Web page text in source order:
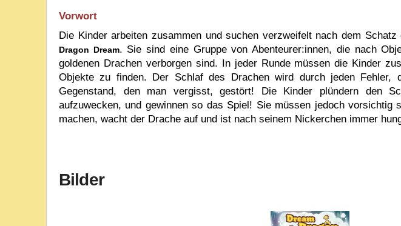
Vorwort
Die Kinder arbeiten zusammen und suchen verzweifelt nach dem
Dragon Dream. Sie sind eine Gruppe von Abenteurer:innen, die nach
goldenen Drachen verborgen sind. In jeder Runde müssen die Kinder
Objekte zu finden. Der Schlaf des Drachen wird durch jeden Fehler,
Gegenstand, den man vergisst, gestört! Die Kinder plündern den
aufzuwecken, und gewinnen so das Spiel! Sie müssen jedoch vorsichtig
machen, wacht der Drache auf und ist nach seinem Nickerchen immer
Bilder